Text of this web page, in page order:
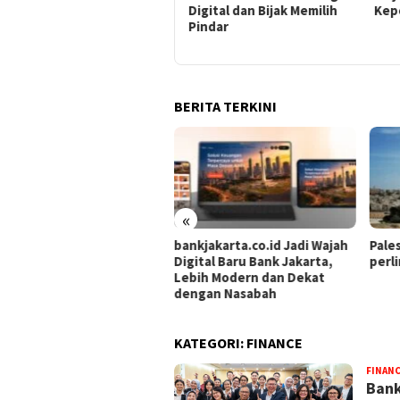
Kepercayaan Publik
BERITA TERKINI
«
Palestina tekankan
perlindungan situs purbakala
KATEGORI: FINANCE